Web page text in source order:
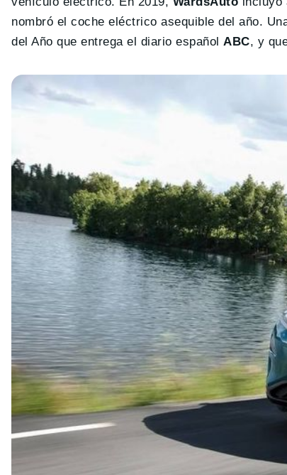
nombró el coche eléctrico asequible del año.
del Año que entrega el diario españolABC, y